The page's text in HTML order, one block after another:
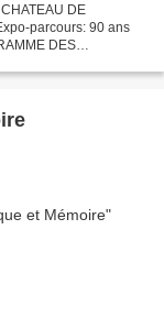
DE
parcours: 90 ans
DES